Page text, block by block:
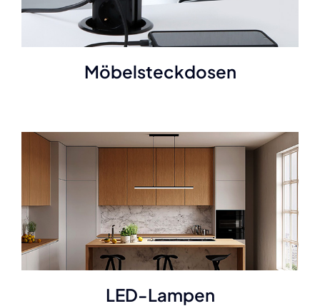
Möbelsteckdosen
LED-Lampen